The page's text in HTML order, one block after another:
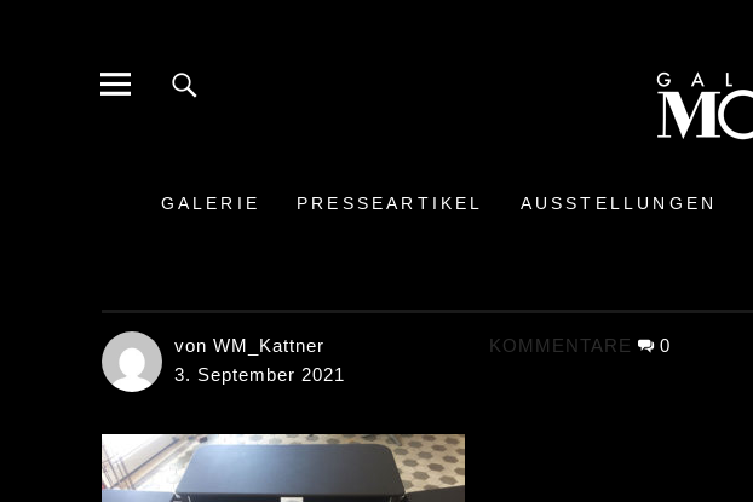
GALERIE PRESSEARTIKEL AUSSTELLUNGEN
von WM_Kattner
3. September 2021
KOMMENTARE 0